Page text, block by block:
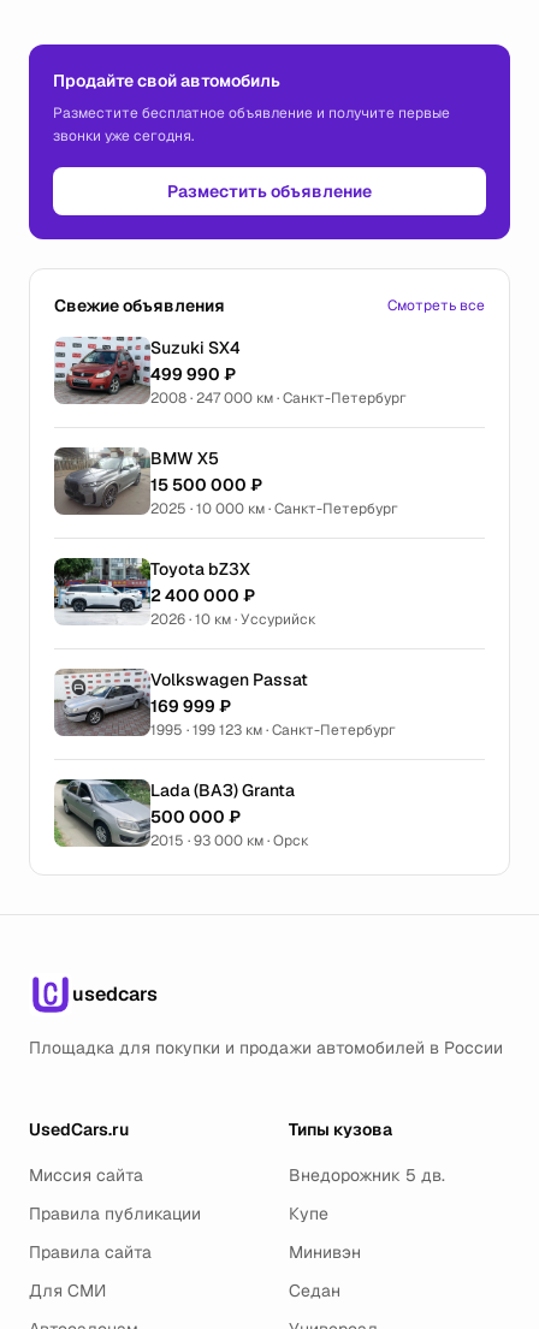
Продайте свой автомобиль
Разместите бесплатное объявление и получите первые
звонки уже сегодня.
Разместить объявление
Свежие объявления Смотреть все
Suzuki SX4
499 990 ₽
2008 · 247 000 км · Санкт-Петербург
BMW X5
15 500 000 ₽
2025 · 10 000 км · Санкт-Петербург
Toyota bZ3X
2 400 000 ₽
2026 · 10 км · Уссурийск
Volkswagen Passat
169 999 ₽
1995 · 199 123 км · Санкт-Петербург
Lada (ВАЗ) Granta
500 000 ₽
2015 · 93 000 км · Орск
usedcars
Площадка для покупки и продажи автомобилей в России
UsedCars.ru
Миссия сайта
Правила публикации
Правила сайта
Для СМИ
Типы кузова
Внедорожник 5 дв.
Купе
Минивэн
Седан